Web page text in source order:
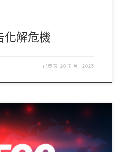
化解危機
已發表20 7 月, 2025